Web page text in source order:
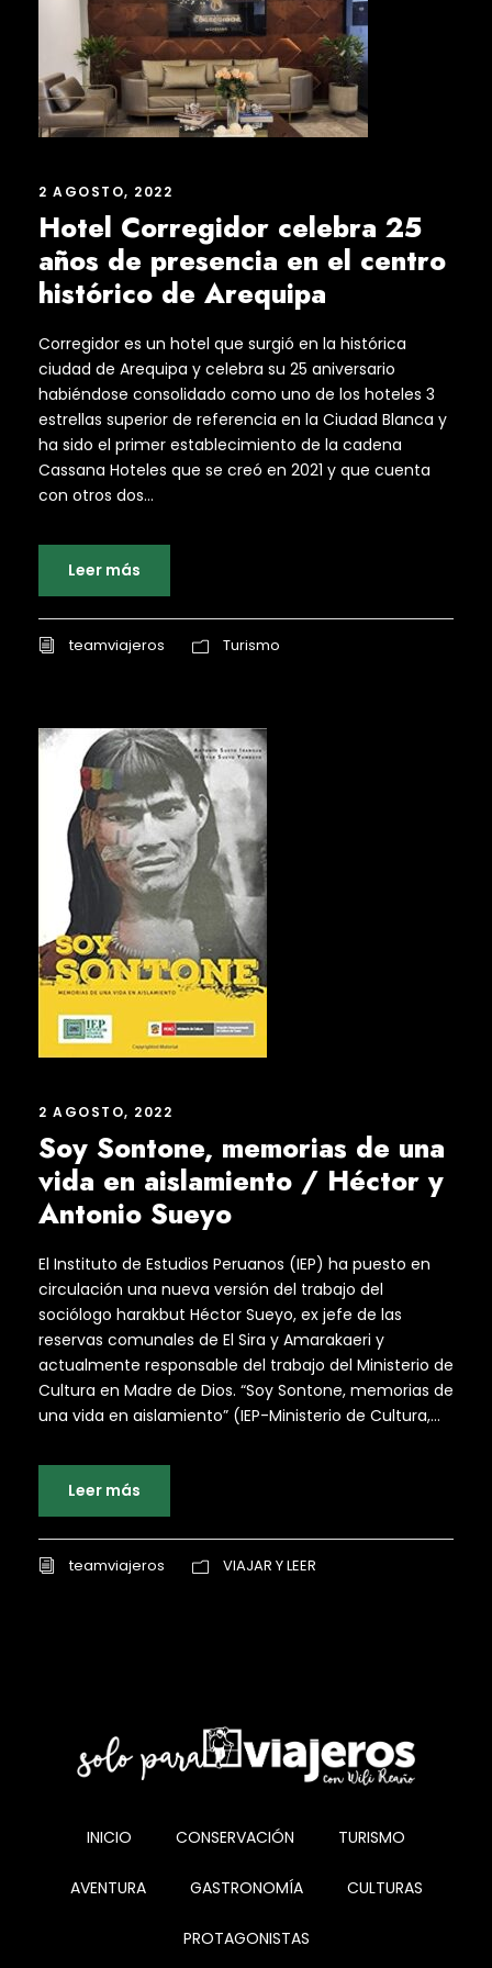
2 AGOSTO, 2022
Hotel Corregidor celebra 25
años de presencia en el centro
histórico de Arequipa
Corregidor es un hotel que surgió en la histórica
ciudad de Arequipa y celebra su 25 aniversario
habiéndose consolidado como uno de los hoteles 3
estrellas superior de referencia en la Ciudad Blanca y
ha sido el primer establecimiento de la cadena
Cassana Hoteles que se creó en 2021 y que cuenta
con otros dos...
Leer más
teamviajeros Turismo
2 AGOSTO, 2022
Soy Sontone, memorias de una
vida en aislamiento / Héctor y
Antonio Sueyo
El Instituto de Estudios Peruanos (IEP) ha puesto en
circulación una nueva versión del trabajo del
sociólogo harakbut Héctor Sueyo, ex jefe de las
reservas comunales de El Sira y Amarakaeri y
actualmente responsable del trabajo del Ministerio de
Cultura en Madre de Dios. “Soy Sontone, memorias de
una vida en aislamiento” (IEP-Ministerio de Cultura,...
Leer más
teamviajeros VIAJAR Y LEER
INICIO CONSERVACIÓN TURISMO
AVENTURA GASTRONOMÍA CULTURAS
PROTAGONISTAS